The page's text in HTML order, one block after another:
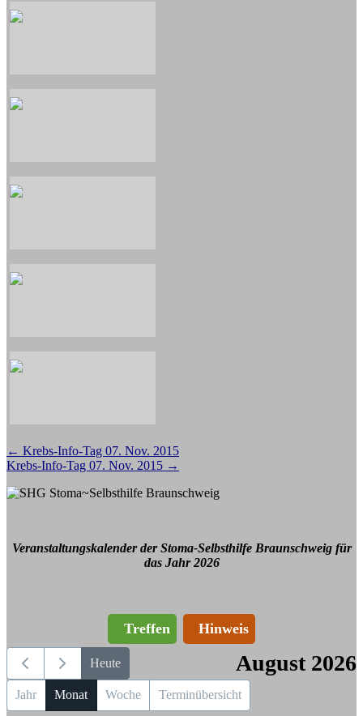
Beitragsnavigation
← Krebs-Info-Tag 07. Nov. 2015
Krebs-Info-Tag 07. Nov. 2015 →
Veranstaltungskalender der Stoma-Selbsthilfe Braunschweig für
das Jahr 2026
Treffen Hinweis
Heute August 2026
Jahr Monat Woche Terminübersicht